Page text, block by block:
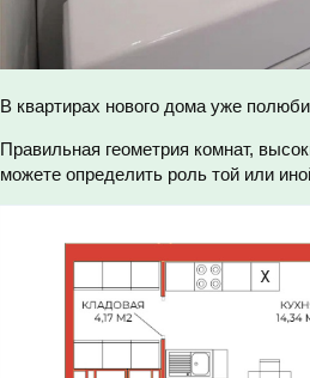
В квартирах нового дома уже
Правильная геометрия комнат,
можете определить роль той или